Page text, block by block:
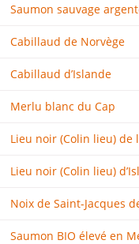
Saumon sauvage
Cabillaud de Norvège
Cabillaud d’Islande
Merlu blanc du Cap
Lieu noir (Colin lieu) de
Lieu noir (Colin lieu)
Noix de Saint-Jacques
Saumon BIO élevé en